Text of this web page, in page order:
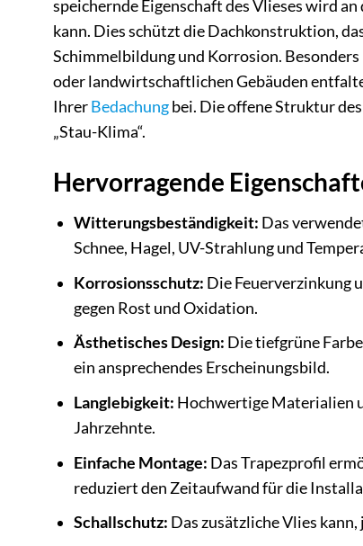
speichernde Eigenschaft des Vlieses wird
kann. Dies schützt die Dachkonstruktion,
Schimmelbildung und Korrosion.
oder landwirtschaftlichen Gebäuden
IhrerBedachungbei. Die offene Struktur
„Stau-Klima“.
Hervorragende
Witterungsbeständigkeit: Das
Schnee, Hagel, UV-Strahlung und
Korrosionsschutz: Die Feuerverzinkung
gegen Rost und Oxidation.
Ästhetisches Design: Die tiefgrüne
ein ansprechendes Erscheinungsbild.
Langlebigkeit: Hochwertige Materialien
Jahrzehnte.
Einfache Montage: Das Trapezprofil
reduziert den Zeitaufwand für die
Schallschutz: Das zusätzliche Vlies